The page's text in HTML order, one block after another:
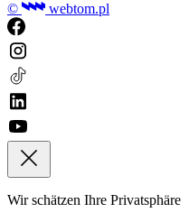
© webtom.pl
Wir schätzen Ihre Privatsphäre